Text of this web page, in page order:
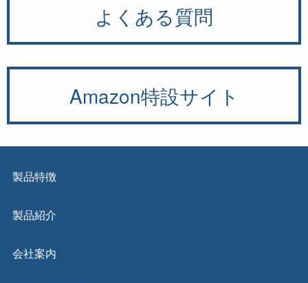
よくある質問
Amazon特設サイト
製品特徴
製品紹介
会社案内